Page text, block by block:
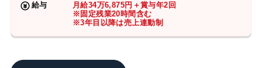
給与
月給34万6,875円＋賞与年2回
※固定残業20時間含む
※3年目以降は売上連動制